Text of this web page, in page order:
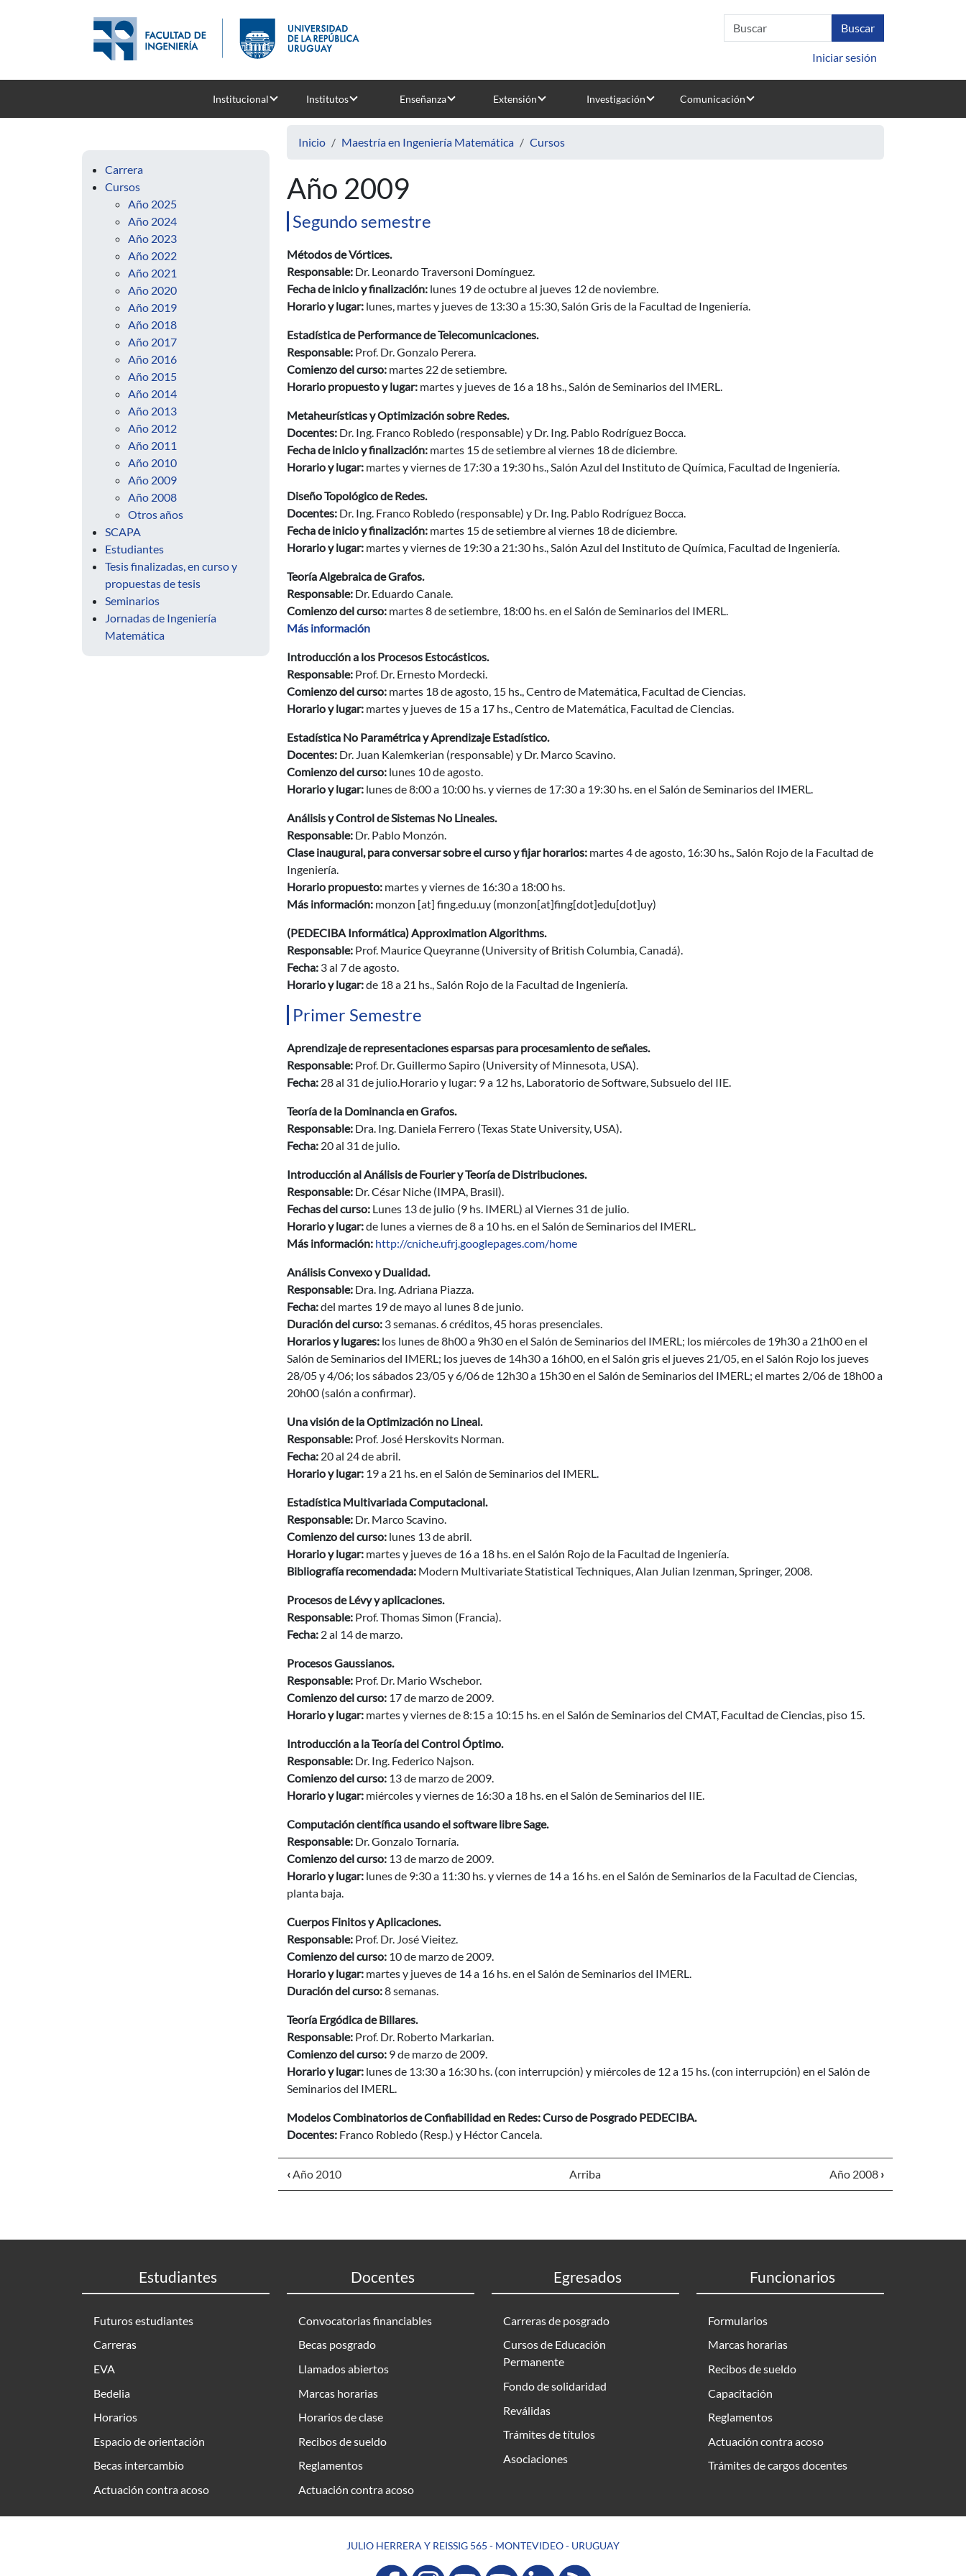
Iniciar sesión
Institucional Institutos Enseñanza Extensión Investigación Comunicación
Carrera
Cursos
Año 2025
Año 2024
Año 2023
Año 2022
Año 2021
Año 2020
Año 2019
Año 2018
Año 2017
Año 2016
Año 2015
Año 2014
Año 2013
Año 2012
Año 2011
Año 2010
Año 2009
Año 2008
Otros años
SCAPA
Estudiantes
Tesis finalizadas, en curso y
propuestas de tesis
Seminarios
Jornadas de Ingeniería
Matemática
Inicio Maestría en Ingeniería Matemática Cursos
Año 2009
Segundo semestre
Métodos de Vórtices.
Responsable: Dr. Leonardo Traversoni Domínguez.
Fecha de inicio y finalización: lunes 19 de octubre al jueves 12 de noviembre.
Horario y lugar: lunes, martes y jueves de 13:30 a 15:30, Salón Gris de la Facultad de Ingeniería.
Estadística de Performance de Telecomunicaciones.
Responsable: Prof. Dr. Gonzalo Perera.
Comienzo del curso: martes 22 de setiembre.
Horario propuesto y lugar: martes y jueves de 16 a 18 hs., Salón de Seminarios del IMERL.
Metaheurísticas y Optimización sobre Redes.
Docentes: Dr. Ing. Franco Robledo (responsable) y Dr. Ing. Pablo Rodríguez Bocca.
Fecha de inicio y finalización: martes 15 de setiembre al viernes 18 de diciembre.
Horario y lugar: martes y viernes de 17:30 a 19:30 hs., Salón Azul del Instituto de Química, Facultad de Ingeniería.
Diseño Topológico de Redes.
Docentes: Dr. Ing. Franco Robledo (responsable) y Dr. Ing. Pablo Rodríguez Bocca.
Fecha de inicio y finalización: martes 15 de setiembre al viernes 18 de diciembre.
Horario y lugar: martes y viernes de 19:30 a 21:30 hs., Salón Azul del Instituto de Química, Facultad de Ingeniería.
Teoría Algebraica de Grafos.
Responsable: Dr. Eduardo Canale.
Comienzo del curso: martes 8 de setiembre, 18:00 hs. en el Salón de Seminarios del IMERL.
Más información
Introducción a los Procesos Estocásticos.
Responsable: Prof. Dr. Ernesto Mordecki.
Comienzo del curso: martes 18 de agosto, 15 hs., Centro de Matemática, Facultad de Ciencias.
Horario y lugar: martes y jueves de 15 a 17 hs., Centro de Matemática, Facultad de Ciencias.
Estadística No Paramétrica y Aprendizaje Estadístico.
Docentes: Dr. Juan Kalemkerian (responsable) y Dr. Marco Scavino.
Comienzo del curso: lunes 10 de agosto.
Horario y lugar: lunes de 8:00 a 10:00 hs. y viernes de 17:30 a 19:30 hs. en el Salón de Seminarios del IMERL.
Análisis y Control de Sistemas No Lineales.
Responsable: Dr. Pablo Monzón.
Clase inaugural, para conversar sobre el curso y fijar horarios: martes 4 de agosto, 16:30 hs., Salón Rojo de la Facultad de
Ingeniería.
Horario propuesto: martes y viernes de 16:30 a 18:00 hs.
Más información: monzon [at] fing.edu.uy (monzon[at]fing[dot]edu[dot]uy)
(PEDECIBA Informática) Approximation Algorithms.
Responsable: Prof. Maurice Queyranne (University of British Columbia, Canadá).
Fecha: 3 al 7 de agosto.
Horario y lugar:de 18 a 21 hs., Salón Rojo de la Facultad de Ingeniería.
Primer Semestre
Aprendizaje de representaciones esparsas para procesamiento de señales.
Responsable: Prof. Dr. Guillermo Sapiro (University of Minnesota, USA).
Fecha: 28 al 31 de julio.Horario y lugar: 9 a 12 hs, Laboratorio de Software, Subsuelo del IIE.
Teoría de la Dominancia en Grafos.
Responsable: Dra. Ing. Daniela Ferrero (Texas State University, USA).
Fecha: 20 al 31 de julio.
Introducción al Análisis de Fourier y Teoría de Distribuciones.
Responsable: Dr. César Niche (IMPA, Brasil).
Fechas del curso: Lunes 13 de julio (9 hs. IMERL) al Viernes 31 de julio.
Horario y lugar:de lunes a viernes de 8 a 10 hs. en el Salón de Seminarios del IMERL.
Más información: http://cniche.ufrj.googlepages.com/home
Análisis Convexo y Dualidad.
Responsable: Dra. Ing. Adriana Piazza.
Fecha:del martes 19 de mayo al lunes 8 de junio.
Duración del curso: 3 semanas. 6 créditos, 45 horas presenciales.
Horarios y lugares: los lunes de 8h00 a 9h30 en el Salón de Seminarios del IMERL; los miércoles de 19h30 a 21h00 en el
Salón de Seminarios del IMERL; los jueves de 14h30 a 16h00, en el Salón gris el jueves 21/05, en el Salón Rojo los jueves
28/05 y 4/06; los sábados 23/05 y 6/06 de 12h30 a 15h30 en el Salón de Seminarios del IMERL; el martes 2/06 de 18h00 a
20h00 (salón a confirmar).
Una visión de la Optimización no Lineal.
Responsable: Prof. José Herskovits Norman.
Fecha: 20 al 24 de abril.
Horario y lugar: 19 a 21 hs. en el Salón de Seminarios del IMERL.
Estadística Multivariada Computacional.
Responsable: Dr. Marco Scavino.
Comienzo del curso: lunes 13 de abril.
Horario y lugar: martes y jueves de 16 a 18 hs. en el Salón Rojo de la Facultad de Ingeniería.
Bibliografía recomendada: Modern Multivariate Statistical Techniques, Alan Julian Izenman, Springer, 2008.
Procesos de Lévy y aplicaciones.
Responsable: Prof. Thomas Simon (Francia).
Fecha: 2 al 14 de marzo.
Procesos Gaussianos.
Responsable: Prof. Dr. Mario Wschebor.
Comienzo del curso: 17 de marzo de 2009.
Horario y lugar: martes y viernes de 8:15 a 10:15 hs. en el Salón de Seminarios del CMAT, Facultad de Ciencias, piso 15.
Introducción a la Teoría del Control Óptimo.
Responsable: Dr. Ing. Federico Najson.
Comienzo del curso: 13 de marzo de 2009.
Horario y lugar: miércoles y viernes de 16:30 a 18 hs. en el Salón de Seminarios del IIE.
Computación científica usando el software libre Sage.
Responsable: Dr. Gonzalo Tornaría.
Comienzo del curso: 13 de marzo de 2009.
Horario y lugar: lunes de 9:30 a 11:30 hs. y viernes de 14 a 16 hs. en el Salón de Seminarios de la Facultad de Ciencias,
planta baja.
Cuerpos Finitos y Aplicaciones.
Responsable: Prof. Dr. José Vieitez.
Comienzo del curso: 10 de marzo de 2009.
Horario y lugar: martes y jueves de 14 a 16 hs. en el Salón de Seminarios del IMERL.
Duración del curso:8 semanas.
Teoría Ergódica de Billares.
Responsable: Prof. Dr. Roberto Markarian.
Comienzo del curso: 9 de marzo de 2009.
Horario y lugar: lunes de 13:30 a 16:30 hs. (con interrupción) y miércoles de 12 a 15 hs. (con interrupción) en el Salón de
Seminarios del IMERL.
Modelos Combinatorios de Confiabilidad en Redes: Curso de Posgrado PEDECIBA.
Docentes: Franco Robledo (Resp.) y Héctor Cancela.
‹Año 2010 Arriba Año 2008 ›
Estudiantes
Futuros estudiantes
Carreras
EVA
Bedelia
Horarios
Espacio de orientación
Becas intercambio
Actuación contra acoso
Docentes
Convocatorias financiables
Becas posgrado
Llamados abiertos
Marcas horarias
Horarios de clase
Recibos de sueldo
Reglamentos
Actuación contra acoso
Egresados
Carreras de posgrado
Cursos de Educación
Permanente
Fondo de solidaridad
Reválidas
Trámites de títulos
Asociaciones
Funcionarios
Formularios
Marcas horarias
Recibos de sueldo
Capacitación
Reglamentos
Actuación contra acoso
Trámites de cargos docentes
JULIO HERRERA Y REISSIG 565 - MONTEVIDEO - URUGUAY